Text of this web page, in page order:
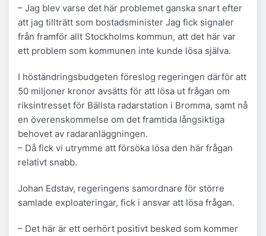
– Jag blev varse det här problemet ganska snart efter
att jag tillträtt som bostadsminister Jag fick signaler
från framför allt Stockholms kommun, att det här var
ett problem som kommunen inte kunde lösa själva.
I höständringsbudgeten föreslog regeringen därför att
50 miljoner kronor avsätts för att lösa ut frågan om
riksintresset för Bällsta radarstation i Bromma, samt nå
en överenskommelse om det framtida långsiktiga
behovet av radaranläggningen.
– Då fick vi utrymme att försöka lösa den här frågan
relativt snabb.
Johan Edstav, regeringens samordnare för större
samlade exploateringar, fick i ansvar att lösa frågan.
– Det här är ett oerhört positivt besked som kommer